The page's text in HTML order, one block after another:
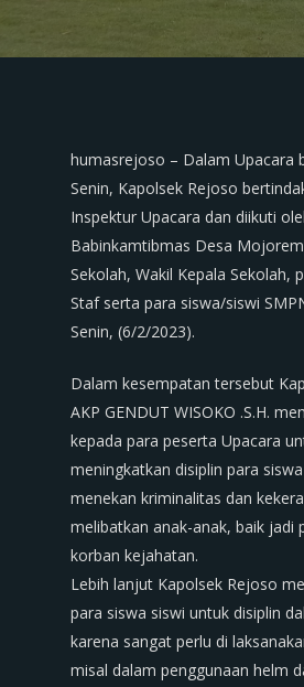
humasrejoso – Dalam Upacara
Senin, Kapolsek Rejoso
Inspektur Upacara dan diikuti
Babinkamtibmas Desa
Sekolah, Wakil Kepala Sekolah,
Staf serta para siswa/siswi
Senin, (6/2/2023).
Dalam kesempatan tersebut
AKP GENDUT WISOKO .S.H.
kepada para peserta Upacara
meningkatkan disiplin para
menekan kriminalitas dan
melibatkan anak-anak, baik jadi
korban kejahatan.
Lebih lanjut Kapolsek Rejoso
para siswa siswi untuk disiplin
karena sangat perlu di
misal dalam penggunaan helm